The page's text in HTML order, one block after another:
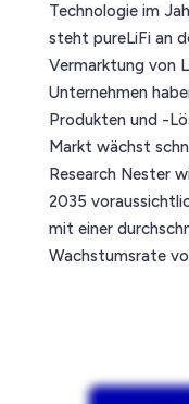
Technologie im
steht pureLiFi an
Vermarktung von
Unternehmen
Produkten und -
Markt wächst
Research Nester
2035
mit einer
Wachstumsrate